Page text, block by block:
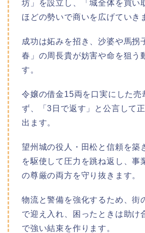
坊」を設立し、「城全体を買い
ほどの勢いで商いを広げていき
成功は妬みを招き、沙婆や馬拐
春」の周長貴が妨害や命を狙う
す。
令嬢の借金15両を口実にした売
ず、「3日で返す」と公言して
出ます。
望州城の役人・田松と信頼を築
を駆使して圧力を跳ね返し、事
の尊厳の両方を守り抜きます。
物流と警備を強化するため、街
で迎え入れ、困ったときは助け
で強い結束を作ります。